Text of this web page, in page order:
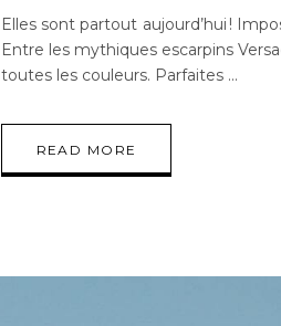
Elles sont partout aujourd’hui !
Entre les mythiques escarpins
toutes les couleurs. Parfaites
READ MORE